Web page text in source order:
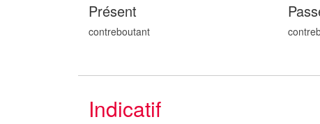
Présent
contreboutant
Indicatif